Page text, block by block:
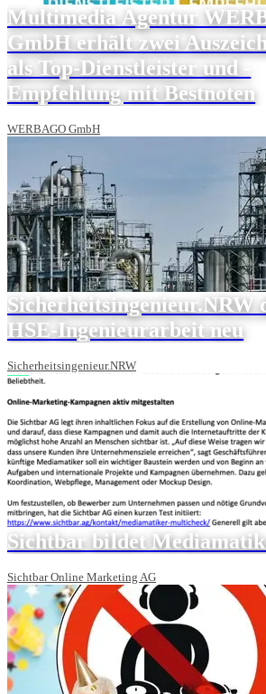
Multimedia Agentur
GmbH erhält zwei
als Top-Dienstleister und -
Empfehlung mit Bestnoten
WERBAGO GmbH
Sicherheitsingenieur.NRW
HSE-Ingenieurarbeit neu
Sicherheitsingenieur.NRW
Sichtbar bildet
Sichtbar Online Marketing AG